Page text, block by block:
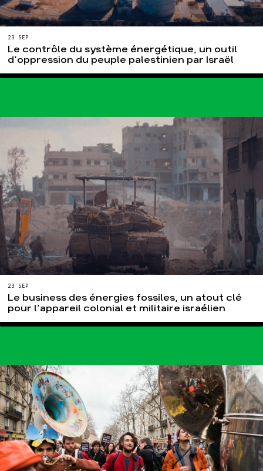
23 SEP
Le contrôle du système énergétique, un outil
d’oppression du peuple palestinien par Israël
23 SEP
Le business des énergies fossiles, un atout clé
pour l’appareil colonial et militaire israélien